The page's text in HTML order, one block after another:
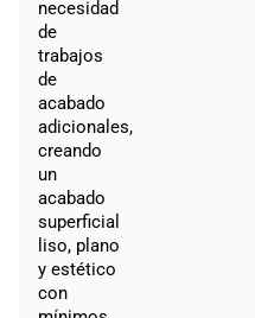
necesidad
de
trabajos
de
acabado
adicionales,
creando
un
acabado
superficial
liso, plano
y estético
con